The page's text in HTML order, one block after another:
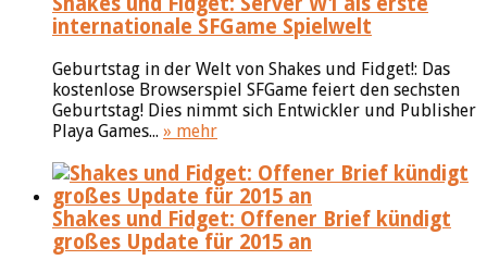
internationale SFGame Spielwelt
Geburtstag in der Welt von Shakes und Fidget!: Das
kostenlose Browserspiel SFGame feiert den sechsten
Geburtstag! Dies nimmt sich Entwickler und Publisher
Playa Games... » mehr
Shakes und Fidget: Offener Brief kündigt
großes Update für 2015 an